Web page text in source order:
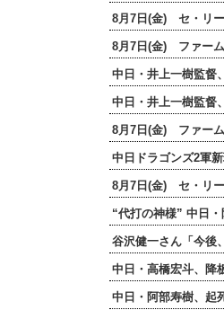
8月7日(金) セ・リ
8月7日(金) ファー
中日・井上一樹監督
中日・井上一樹監督
8月7日(金) ファー
中日ドラゴンズ2軍
8月7日(金) セ・リ
“代打の神様” 中日
谷沢健一さん「今後
中日・高橋宏斗、降
中日・阿部寿樹、起